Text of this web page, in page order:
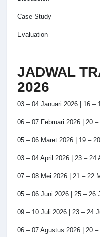
Case Study
Evaluation
JADWAL
2026
03 – 04 Januari 2026 | 16 –
06 – 07 Februari 2026 | 20
05 – 06 Maret 2026 | 19 –
03 – 04 April 2026 | 23 – 24
07 – 08 Mei 2026 | 21 – 22
05 – 06 Juni 2026 | 25 – 26
09 – 10 Juli 2026 | 23 – 24
06 – 07 Agustus 2026 | 20